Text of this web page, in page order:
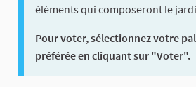
éléments qui composeront le
Pour voter, sélectionnez votre
préférée en cliquant sur "Voter".